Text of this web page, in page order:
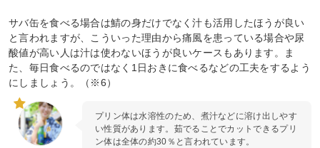
サバ缶を食べる場合は鯖の身だけでなく汁も活用したほうが良い
と言われますが、こういった理由から痛風を患っている場合や尿
酸値が高い人は汁は使わないほうが良いケースもあります。ま
た、毎日食べるのではなく1日おきに食べるなどの工夫をするよう
にしましょう。（※6）
プリン体は水溶性のため、煮汁などに溶け出しやす
い性質があります。茹でることでカットできるプリ
ン体は全体の約30％と言われています。